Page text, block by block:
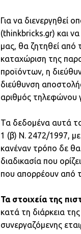
Για να διενεργηθεί
(thinkbricks.gr) και
μας, θα ζητηθεί από
καταχώριση της
προϊόντων, η
διεύθυνση
αριθμός τηλεφώνου
Τα δεδομένα αυτά
1 (β) Ν. 2472/1997,
κανέναν τρόπο δε
διαδικασία που
που απορρέουν από
Τα στοιχεία της
κατά τη διάρκεια
συνεργαζόμενης